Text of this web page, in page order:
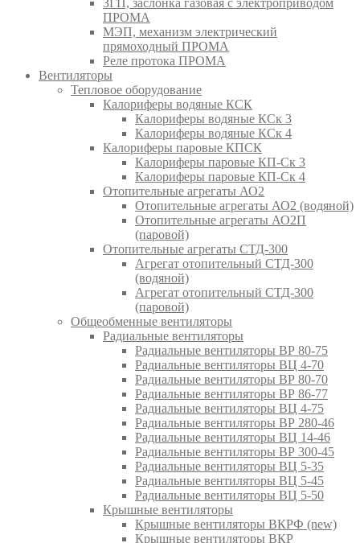
ЗГП, заслонка газовая с электроприводом
ПРОМА
МЭП, механизм электрический
прямоходный ПРОМА
Реле протока ПРОМА
Вентиляторы
Тепловое оборудование
Калориферы водяные КСК
Калориферы водяные КСк 3
Калориферы водяные КСк 4
Калориферы паровые КПСК
Калориферы паровые КП-Ск 3
Калориферы паровые КП-Ск 4
Отопительные агрегаты АО2
Отопительные агрегаты АО2 (водяной)
Отопительные агрегаты АО2П
(паровой)
Отопительные агрегаты СТД-300
Агрегат отопительный СТД-300
(водяной)
Агрегат отопительный СТД-300
(паровой)
Общеобменные вентиляторы
Радиальные вентиляторы
Радиальные вентиляторы ВР 80-75
Радиальные вентиляторы ВЦ 4-70
Радиальные вентиляторы ВР 80-70
Радиальные вентиляторы ВР 86-77
Радиальные вентиляторы ВЦ 4-75
Радиальные вентиляторы ВР 280-46
Радиальные вентиляторы ВЦ 14-46
Радиальные вентиляторы ВР 300-45
Радиальные вентиляторы ВЦ 5-35
Радиальные вентиляторы ВЦ 5-45
Радиальные вентиляторы ВЦ 5-50
Крышные вентиляторы
Крышные вентиляторы ВКРФ (new)
Крышные вентиляторы ВКР